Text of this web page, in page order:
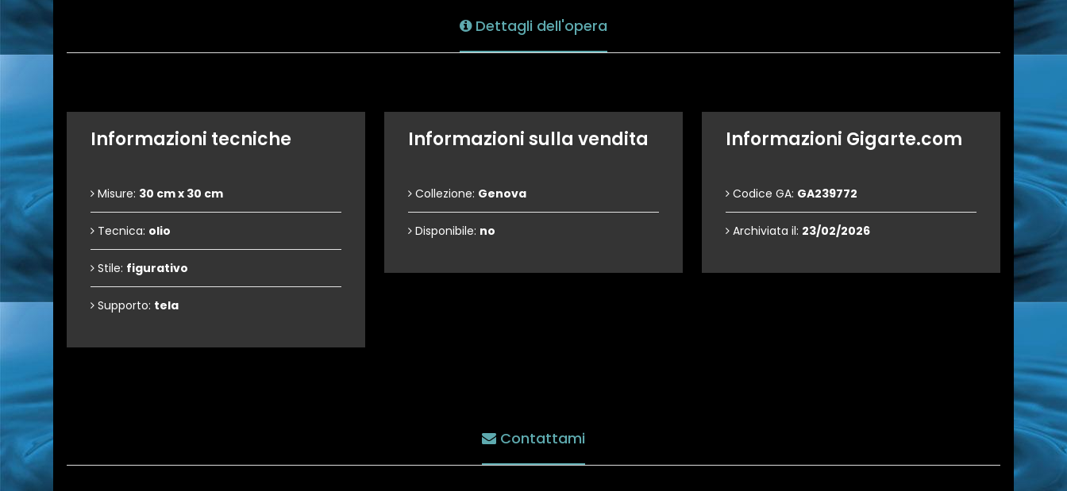
Dettagli dell'opera
Informazioni tecniche
Misure: 30 cm x 30 cm
Tecnica: olio
Stile: figurativo
Supporto: tela
Informazioni sulla vendita
Collezione: Genova
Disponibile: no
Informazioni Gigarte.com
Codice GA: GA239772
Archiviata il: 23/02/2026
Contattami